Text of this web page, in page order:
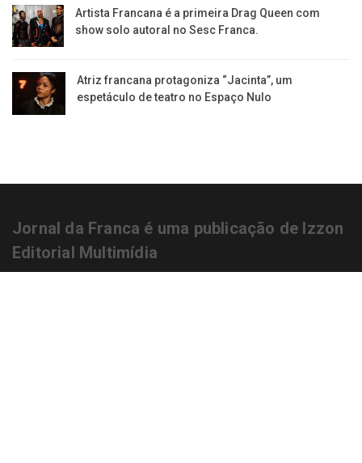
Artista Francana é a primeira Drag Queen com
show solo autoral no Sesc Franca.
Atriz francana protagoniza “Jacinta”, um
espetáculo de teatro no Espaço Nulo
Jornal da Franca é uma publicação de Izzon
Editorial Multimídia